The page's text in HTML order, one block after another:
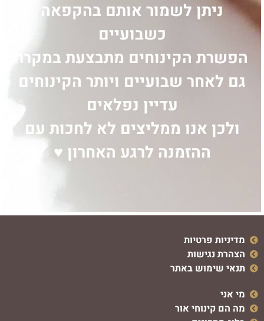
ניתן לשמור אותם בהקפאה
כשבועיים
הפשרת הקינוחים מתבצעת במקרר
גם לאחר שבועיים ויותר הקינוחים
עדיין נפלאים
ולכן אנו ממליצים לא לחכות עם
ההזמנה לרגע האחרון ♥
מדיניות פרטיות
הצהרת נגישות
תנאי שימוש באתר
מי אני
מה הם קינוחי אור